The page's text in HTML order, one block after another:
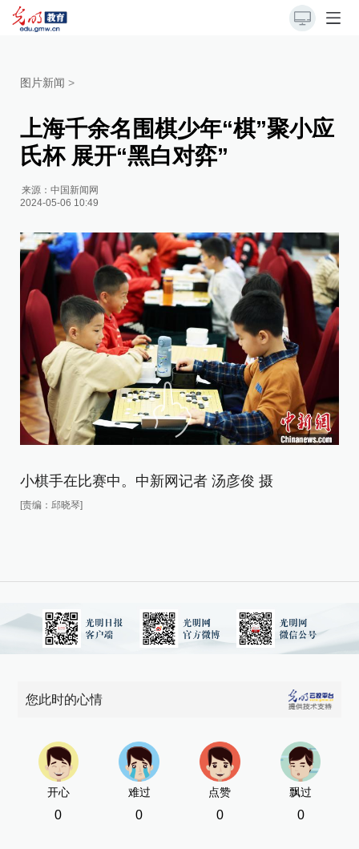
图片新闻 >
上海千余名围棋少年“棋”聚小应
氏杯 展开“黑白对弈”
来源：中国新闻网
2024-05-06 10:49
小棋手在比赛中。中新网记者 汤彦俊 摄
[责编：邱晓琴]
您此时的心情
开心
0
难过
0
点赞
0
飘过
0